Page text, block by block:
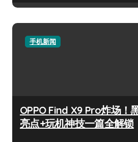
手机新闻
OPPO Find X9 Pro炸场！
亮点+玩机神技一篇全解锁